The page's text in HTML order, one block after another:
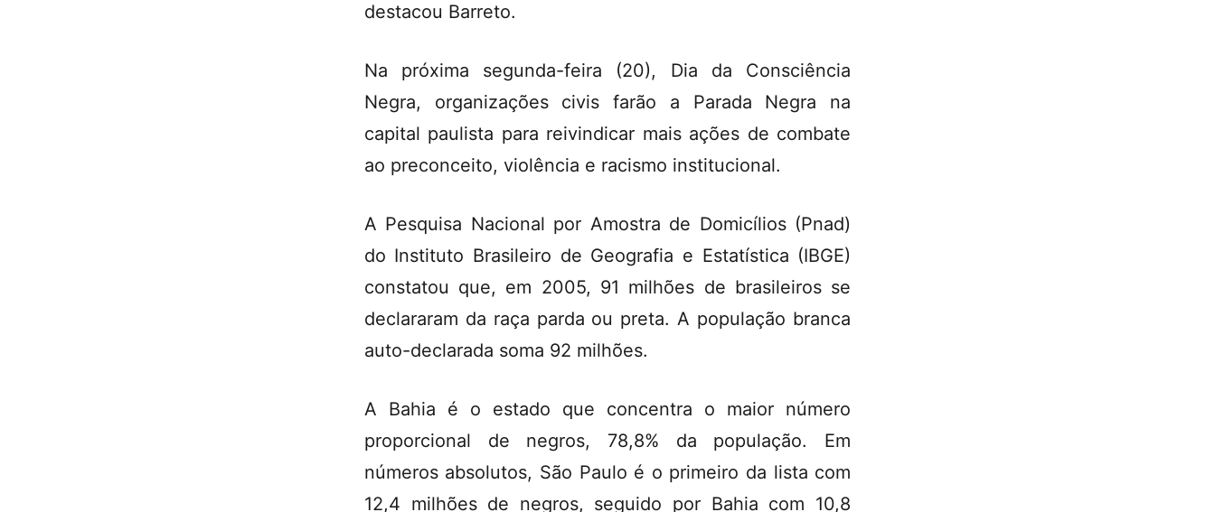
destacou Barreto.
Na próxima segunda-feira (20), Dia da Consciência
Negra, organizações civis farão a Parada Negra na
capital paulista para reivindicar mais ações de combate
ao preconceito, violência e racismo institucional.
A Pesquisa Nacional por Amostra de Domicílios (Pnad)
do Instituto Brasileiro de Geografia e Estatística (IBGE)
constatou que, em 2005, 91 milhões de brasileiros se
declararam da raça parda ou preta. A população branca
auto-declarada soma 92 milhões.
A Bahia é o estado que concentra o maior número
proporcional de negros, 78,8% da população. Em
números absolutos, São Paulo é o primeiro da lista com
12,4 milhões de negros, seguido por Bahia com 10,8